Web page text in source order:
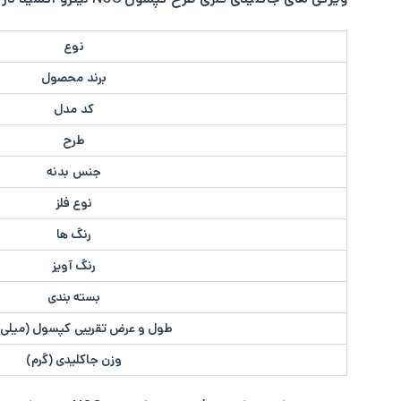
نوع
برند محصول
کد مدل
طرح
جنس بدنه
نوع فلز
رنگ ها
رنگ آویز
بسته بندی
طول و عرض تقریبی کپسول
وزن جاکلیدی (گرم)